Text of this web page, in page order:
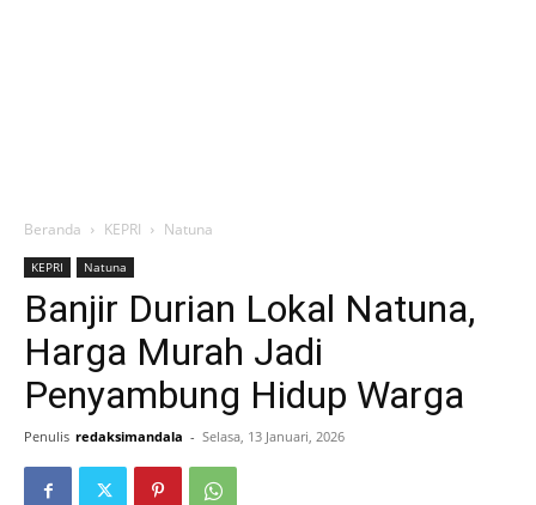
Beranda KEPRI Natuna
KEPRI Natuna
Banjir Durian Lokal Natuna,
Harga Murah Jadi
Penyambung Hidup Warga
Penulis redaksimandala - Selasa, 13 Januari, 2026